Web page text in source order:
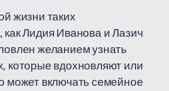
жизни таких
Лидия Иванова и Лазич
желанием узнать
которые вдохновляют или
может включать семейное